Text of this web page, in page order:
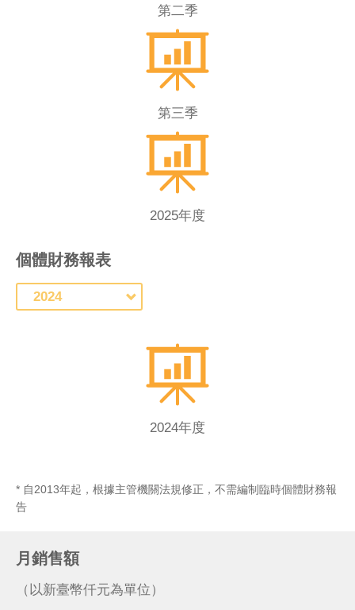
第二季
第三季
2025年度
個體財務報表
2024年度
* 自2013年起，根據主管機關法規修正，不需編制臨時個體財務報
告
月銷售額
（以新臺幣仟元為單位）